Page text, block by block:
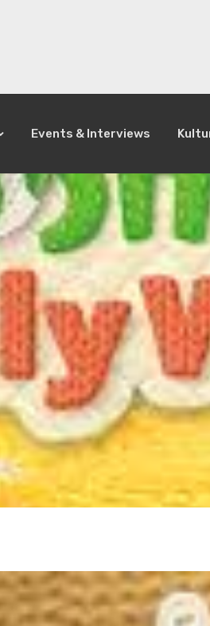
Events & Interviews